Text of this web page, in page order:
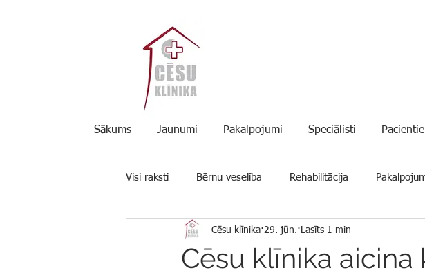
Sākums Jaunumi Pakalpojumi Speciālisti
Visi raksti Bērnu veselība Rehabilitācija
Padomi
Cēsu klīnika aicina
Cēsu klīnika 29. jūn. Lasīts 1 min